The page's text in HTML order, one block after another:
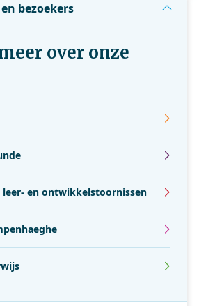
bezoekers
over onze
leer- en ontwikkelstoornissen